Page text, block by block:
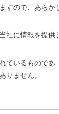
すので、あらか
社に情報を提供
ているものであ
りません。